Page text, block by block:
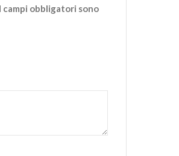
I campi obbligatori sono